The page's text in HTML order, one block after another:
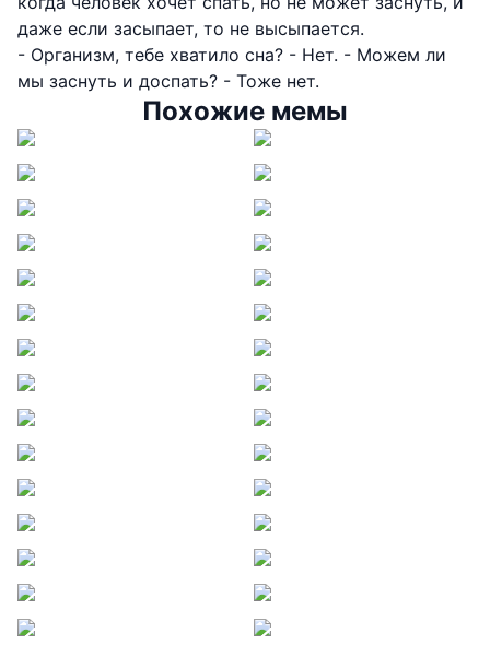
даже если засыпает, то не высыпается.
- Организм, тебе хватило сна? - Нет. - Можем ли
мы заснуть и доспать? - Тоже нет.
Похожие мемы